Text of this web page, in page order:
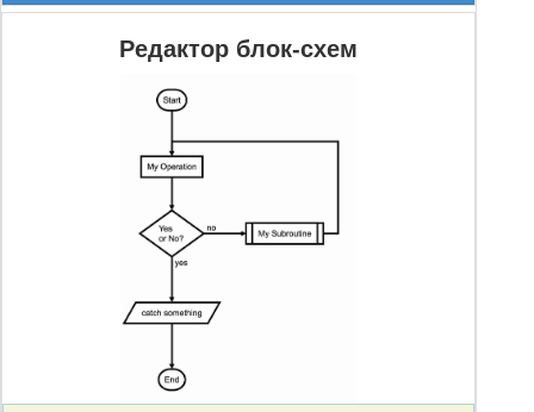
Редактор блок-схем